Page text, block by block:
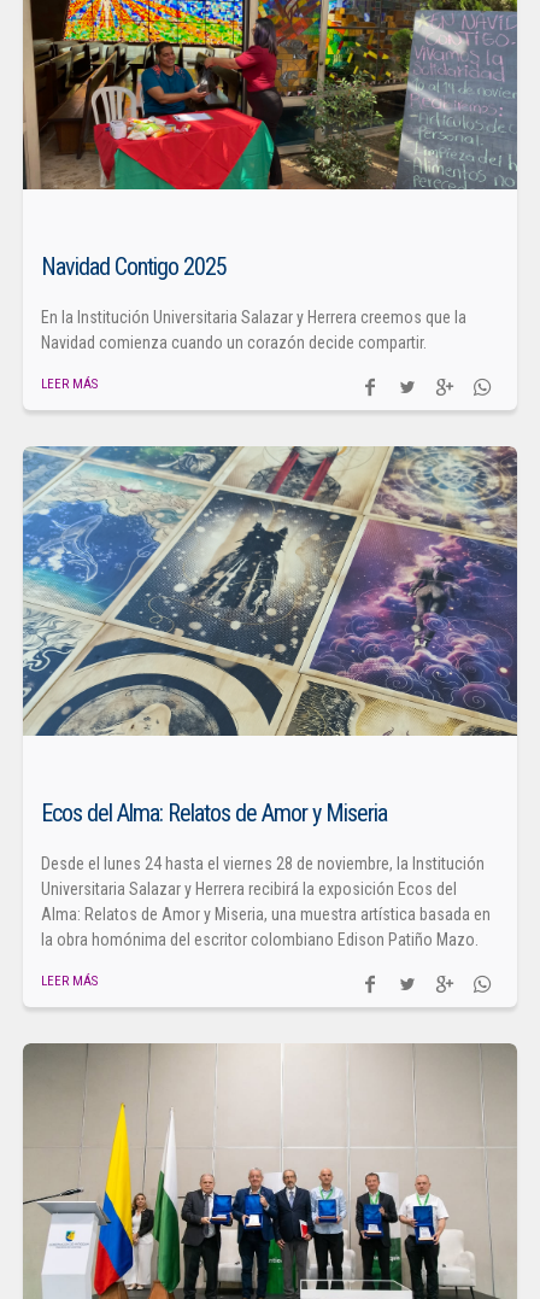
Navidad Contigo 2025
En la Institución Universitaria Salazar y Herrera creemos que la
Navidad comienza cuando un corazón decide compartir.
LEER MÁS
Ecos del Alma: Relatos de Amor y Miseria
Desde el lunes 24 hasta el viernes 28 de noviembre, la Institución
Universitaria Salazar y Herrera recibirá la exposición Ecos del
Alma: Relatos de Amor y Miseria, una muestra artística basada en
la obra homónima del escritor colombiano Edison Patiño Mazo.
LEER MÁS